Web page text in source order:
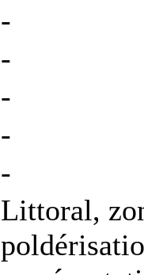
-
-
-
-
-
Littoral,